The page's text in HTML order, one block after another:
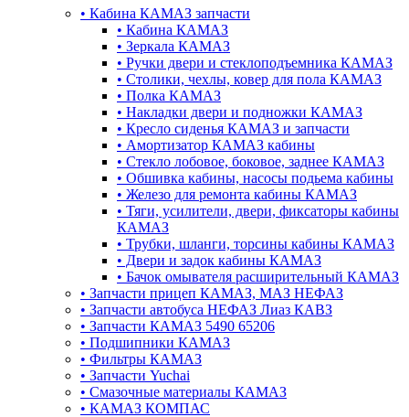
• Кабина КАМАЗ запчасти
• Кабина КАМАЗ
• Зеркала КАМАЗ
• Ручки двери и стеклоподъемника КАМАЗ
• Столики, чехлы, ковер для пола КАМАЗ
• Полка КАМАЗ
• Накладки двери и подножки КАМАЗ
• Кресло сиденья КАМАЗ и запчасти
• Амортизатор КАМАЗ кабины
• Стекло лобовое, боковое, заднее КАМАЗ
• Обшивка кабины, насосы подьема кабины
• Железо для ремонта кабины КАМАЗ
• Тяги, усилители, двери, фиксаторы кабины
КАМАЗ
• Трубки, шланги, торсины кабины КАМАЗ
• Двери и задок кабины КАМАЗ
• Бачок омывателя расширительный КАМАЗ
• Запчасти прицеп КАМАЗ, МАЗ НЕФАЗ
• Запчасти автобуса НЕФАЗ Лиаз КАВЗ
• Запчасти КАМАЗ 5490 65206
• Подшипники КАМАЗ
• Фильтры КАМАЗ
• Запчасти Yuchai
• Смазочные материалы КАМАЗ
• КАМАЗ КОМПАС